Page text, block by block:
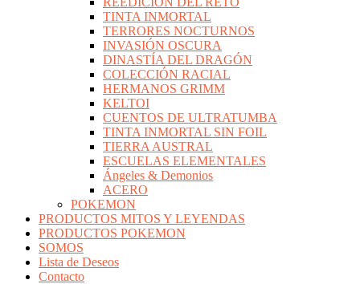
TINTA INMORTAL
TERRORES NOCTURNOS
INVASIÓN OSCURA
DINASTÍA DEL DRAGÓN
COLECCIÓN RACIAL
HERMANOS GRIMM
KELTOI
CUENTOS DE ULTRATUMBA
TINTA INMORTAL SIN FOIL
TIERRA AUSTRAL
ESCUELAS ELEMENTALES
Ángeles & Demonios
ACERO
POKEMON
PRODUCTOS MITOS Y LEYENDAS
PRODUCTOS POKEMON
SOMOS
Lista de Deseos
Contacto